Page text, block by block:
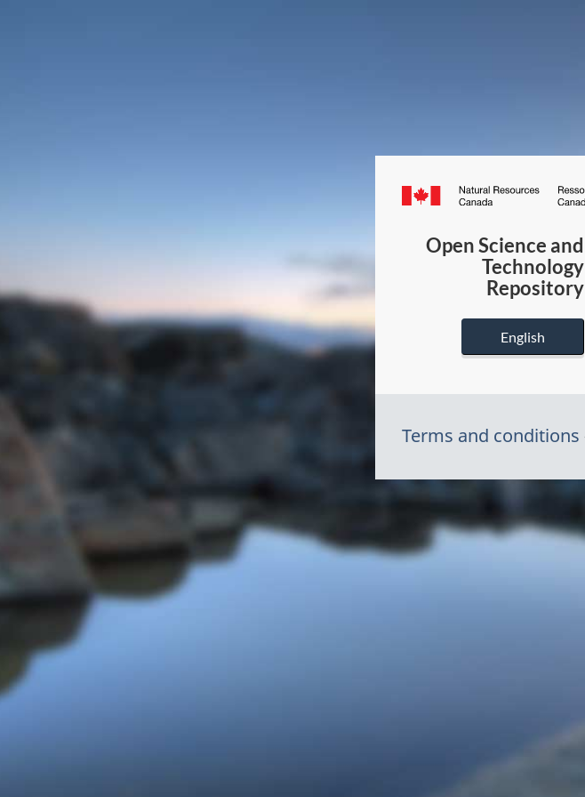
Canada.ca
Open Science and
Technology
Repository
English
Terms and conditions